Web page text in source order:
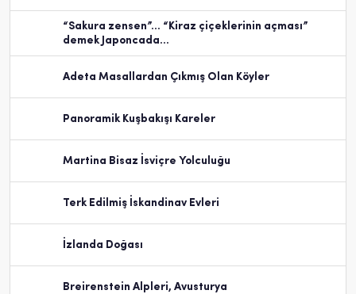
“Sakura zensen”… “Kiraz çiçeklerinin açması”
demek Japoncada…
Adeta Masallardan Çıkmış Olan Köyler
Panoramik Kuşbakışı Kareler
Martina Bisaz İsviçre Yolculuğu
Terk Edilmiş İskandinav Evleri
İzlanda Doğası
Breirenstein Alpleri, Avusturya